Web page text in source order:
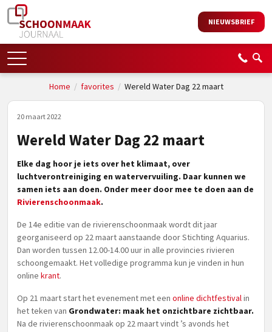
NIEUWSBRIEF
Home / favorites / Wereld Water Dag 22 maart
20 maart 2022
Wereld Water Dag 22 maart
Elke dag hoor je iets over het klimaat, over
luchtverontreiniging en watervervuiling. Daar kunnen we
samen iets aan doen. Onder meer door mee te doen aan de
Rivierenschoonmaak.
De 14e editie van de rivierenschoonmaak wordt dit jaar
georganiseerd op 22 maart aanstaande door Stichting Aquarius.
Dan worden tussen 12.00-14.00 uur in alle provincies rivieren
schoongemaakt. Het volledige programma kun je vinden in hun
online krant.
Op 21 maart start het evenement met een online dichtfestivalin
het teken van Grondwater: maak het onzichtbare zichtbaar.
Na de rivierenschoonmaak op 22 maart vindt ’s avonds het